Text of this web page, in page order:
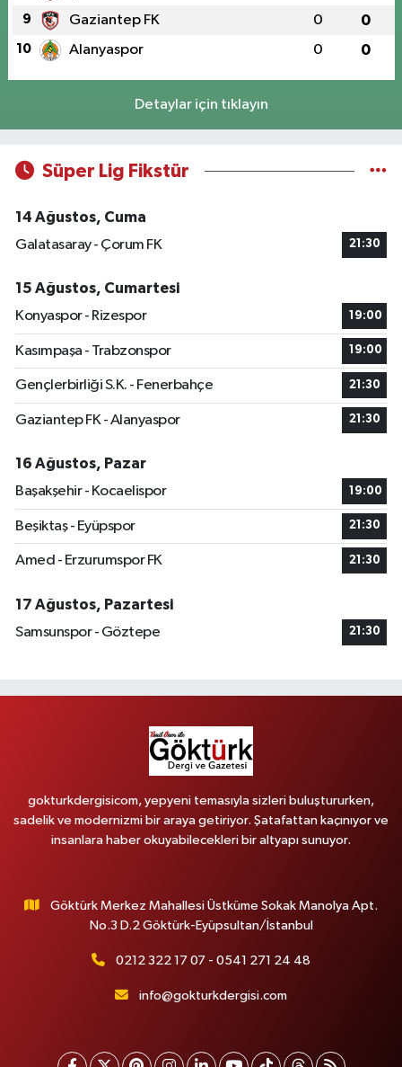
9 Gaziantep FK 0 0
10 Alanyaspor 0 0
Detaylar için tıklayın
Süper Lig Fikstür
14 Ağustos, Cuma
Galatasaray - Çorum FK
21:30
15 Ağustos, Cumartesi
Konyaspor - Rizespor
19:00
Kasımpaşa - Trabzonspor 19:00
Gençlerbirliği S.K. - Fenerbahçe 21:30
Gaziantep FK - Alanyaspor 21:30
16 Ağustos, Pazar
Başakşehir - Kocaelispor
19:00
Beşiktaş - Eyüpspor 21:30
Amed - Erzurumspor FK 21:30
17 Ağustos, Pazartesi
Samsunspor - Göztepe
21:30
gokturkdergisicom, yepyeni temasıyla sizleri buluştururken,
sadelik ve modernizmi bir araya getiriyor. Şatafattan kaçınıyor ve
insanlara haber okuyabilecekleri bir altyapı sunuyor.
Göktürk Merkez Mahallesi Üstküme Sokak Manolya Apt.
No.3 D.2 Göktürk-Eyüpsultan/İstanbul
0212 322 17 07 - 0541 271 24 48
info@gokturkdergisi.com